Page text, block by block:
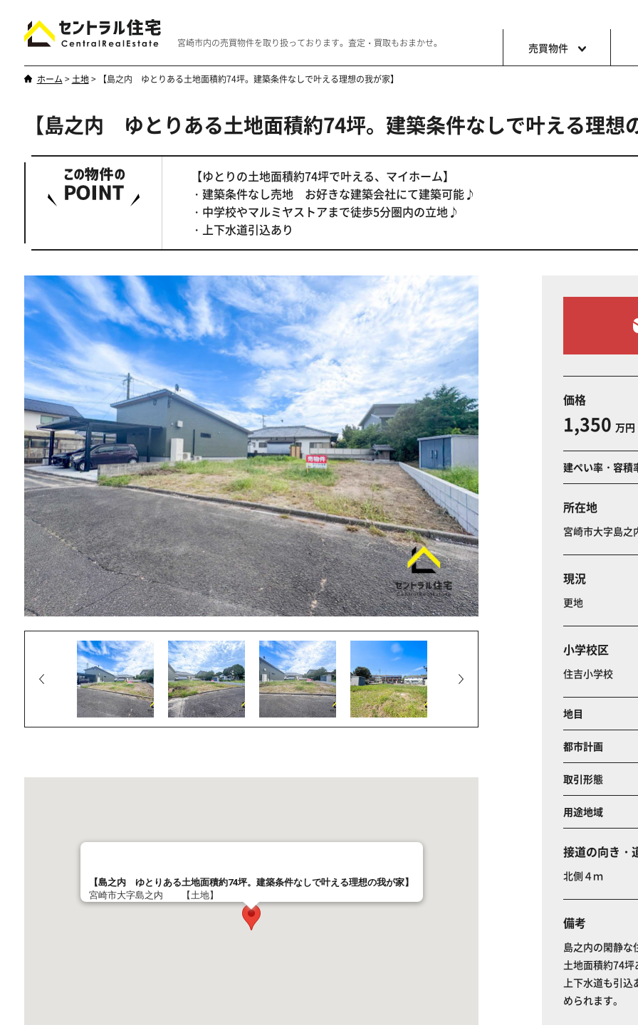
宮崎市内の売買物件を取り扱っております。査定・買取もおまかせ。 売買物件
やはり一戸建てが一番
ホーム > 土地> 【島之内 ゆとりある土地面積約74坪。建築条件なしで叶える理想の我が家】
【島之内 ゆとりある土地面積約74坪。建築条件なしで叶える理
【ゆとりの土地面積約74坪で叶える、マイホーム】
・建築条件なし売地 お好きな建築会社にて建築可能♪
・中学校やマルミヤストアまで徒歩5分圏内の立地♪
・上下水道引込あり
【島之内 ゆとりある土地面積約74坪。建築条件なしで叶える理想の我が家】
宮崎市大字島之内 【土地】
価格
1,350 万円
建ぺい率・容積
所在地
宮崎市大字島
現況
更地
小学校区
住吉小学校
地目
都市計画
取引形態
用途地域
接道の向き・
北側４ｍ
備考
島之内の閑静な
土地面積約74坪
上下水道も引込
められます。